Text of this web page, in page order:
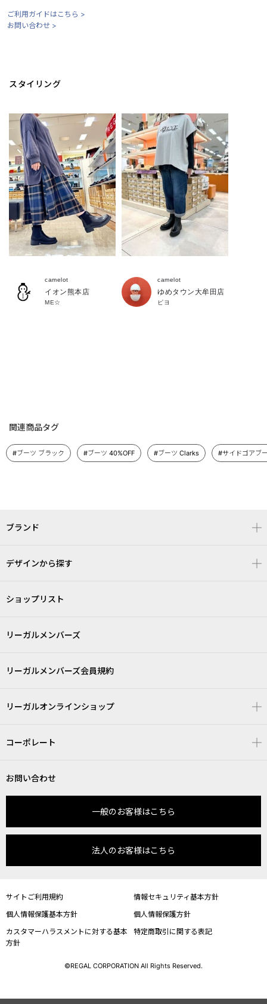
ご利用ガイドはこちら >
お問い合わせ >
スタイリング
camelot
イオン熊本店
ME☆
camelot
ゆめタウン大牟田店
ピヨ
関連商品タグ
#ブーツ ブラック #ブーツ 40%OFF #ブーツ Clarks #サイドゴアブ
ブランド
デザインから探す
ショップリスト
リーガルメンバーズ
リーガルメンバーズ会員規約
リーガルオンラインショップ
コーポレート
お問い合わせ
一般のお客様はこちら
法人のお客様はこちら
サイトご利用規約
情報セキュリティ基本方針
個人情報保護基本方針
個人情報保護方針
カスタマーハラスメントに対する基本
方針
特定商取引に関する表記
©REGAL CORPORATION All Rights Reserved.